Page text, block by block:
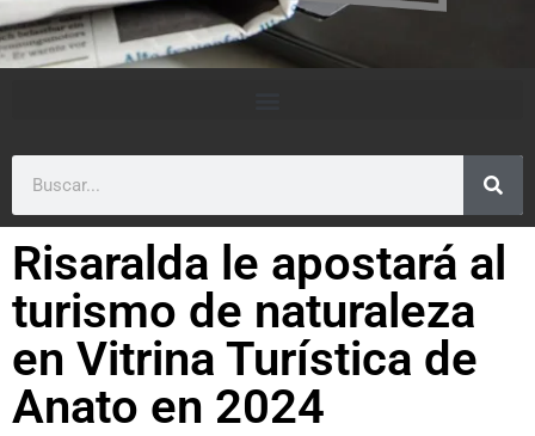
Risaralda le apostará al
turismo de naturaleza
en Vitrina Turística de
Anato en 2024